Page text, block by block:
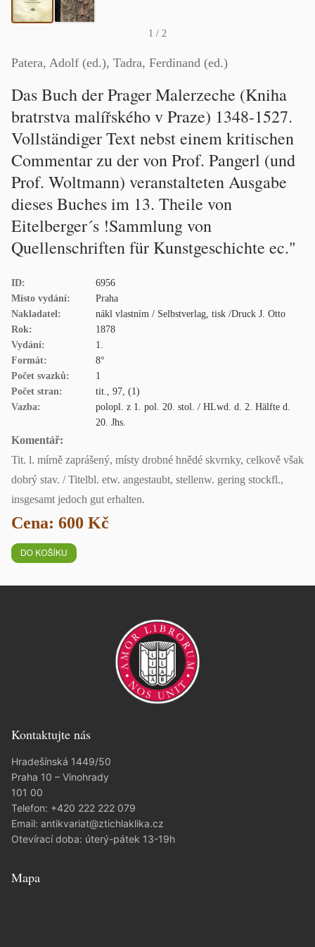
1 / 2
Patera, Adolf (ed.), Tadra, Ferdinand (ed.)
Das Buch der Prager Malerzeche (Kniha
bratrstva malířského v Praze) 1348-1527.
Vollständiger Text nebst einem kritischen
Commentar zu der von Prof. Pangerl (und
Prof. Woltmann) veranstalteten Ausgabe
dieses Buches im 13. Theile von
Eitelberger´s !Sammlung von
Quellenschriften für Kunstgeschichte ec."
ID:
6956
Místo vydání:
Praha
Nakladatel:
nákl vlastním / Selbstverlag, tisk /Druck J. Otto
Rok:
1878
Vydání:
1.
Formát:
8°
Počet svazků:
1
Počet stran:
tit., 97, (1)
Vazba:
polopl. z 1. pol. 20. stol. / HLwd. d. 2. Hälfte d.
20. Jhs.
Komentář:
Tit. l. mírně zaprášený, místy drobné hnědé skvrnky, celkově však
dobrý stav. / Titelbl. etw. angestaubt, stellenw. gering stockfl.,
insgesamt jedoch gut erhalten.
Cena: 600 Kč
Kontaktujte nás
Hradešínská 1449/50
Praha 10 – Vinohrady
101 00
Telefon: +420 222 222 079
Email: antikvariat@ztichlaklika.cz
Otevírací doba: úterý-pátek 13-19h
Mapa